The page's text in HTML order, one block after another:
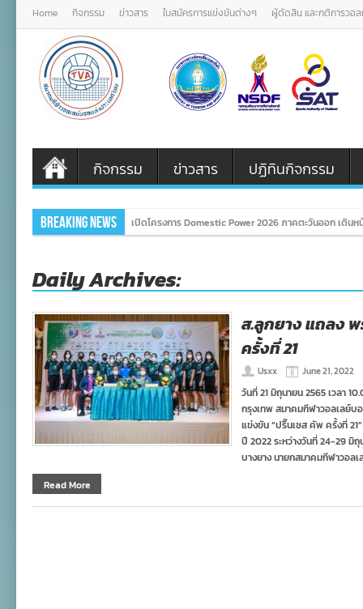
Home กิจกรรม ข่าวสาร ใบสมัครการแข่งขันต่างๆ ผู้ตัดสิน และกติการวอ
กิจกรรม ข่าวสาร ปฏิทินกิจกรรม
Breaking News เปิดโครงการ Domestic Power 2026 ภาคตะวันออก เดิน
Daily Archives:
ส.ลูกยาง แถลง
ครั้งที่ 21
Usxx June 21, 2022
วันที่ 21 มิถุนายน 2565 เวลา
กรุงเทพ สมาคมกีฬาวอลเลย์บ
แข่งขัน “ปริ๊นเซส คัพ ครั้งที่
ปี 2022 ระหว่างวันที่ 24-29 มิ
บางยาง นายกสมาคมกีฬาวอลเ
Read More